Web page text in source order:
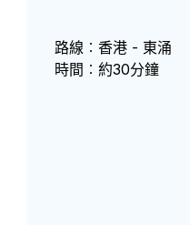
路線︰香港 - 東涌
時間︰約30分鐘